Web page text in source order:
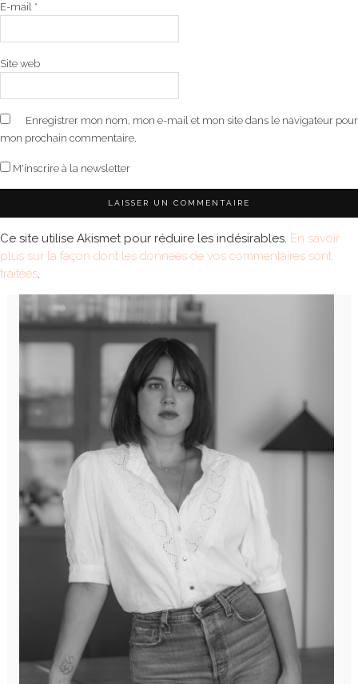
E-mail *
Site web
Enregistrer mon nom, mon e-mail et mon site dans le navigateur pour
mon prochain commentaire.
M'inscrire à la newsletter
Ce site utilise Akismet pour réduire les indésirables. En savoir
plus sur la façon dont les données de vos commentaires sont
traitées.